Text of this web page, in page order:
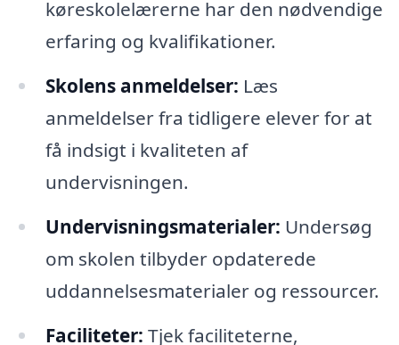
køreskolelærerne har den nødvendige
erfaring og kvalifikationer.
Skolens anmeldelser: Læs
anmeldelser fra tidligere elever for at
få indsigt i kvaliteten af
undervisningen.
Undervisningsmaterialer: Undersøg
om skolen tilbyder opdaterede
uddannelsesmaterialer og ressourcer.
Faciliteter: Tjek faciliteterne,